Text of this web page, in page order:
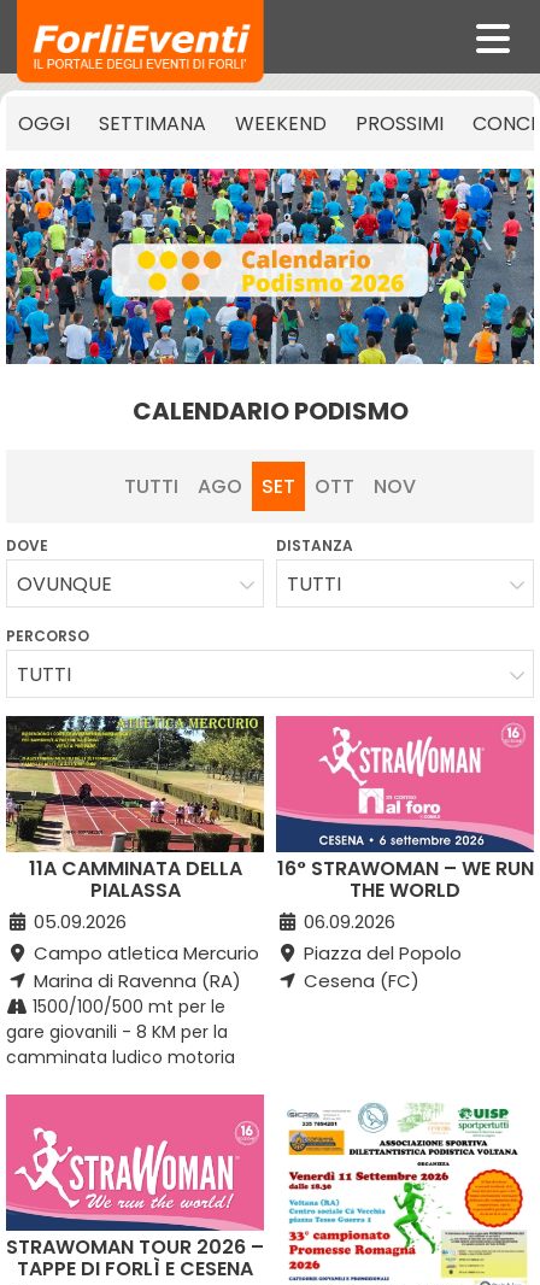
OGGI SETTIMANA WEEKEND PROSSIMI
CALENDARIO PODISMO
TUTTI AGO SET OTT NOV
DOVE
OVUNQUE
DISTANZA
TUTTI
PERCORSO
TUTTI
11A CAMMINATA DELLA
PIALASSA
05.09.2026
Campo atletica Mercurio
Marina di Ravenna (RA)
1500/100/500 mt per le
gare giovanili - 8 KM per la
camminata ludico motoria
16° STRAWOMAN – WE RUN
THE WORLD
06.09.2026
Piazza del Popolo
Cesena (FC)
STRAWOMAN TOUR 2026 –
TAPPE DI FORLÌ E CESENA